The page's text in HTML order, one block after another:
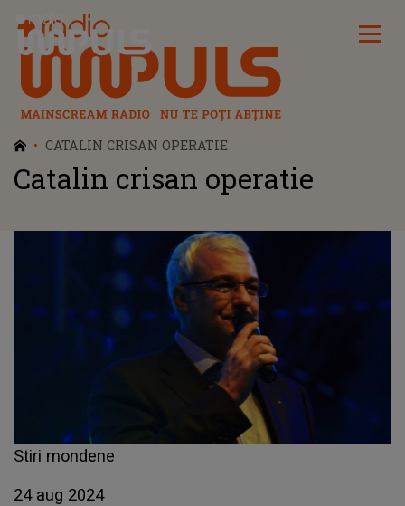
Radio Impuls
CATALIN CRISAN OPERATIE
Catalin crisan operatie
Stiri mondene
24 aug 2024